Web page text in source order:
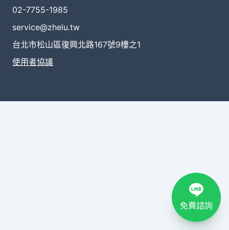
02-7755-1985
service@zhelu.tw
台北市松山區復興北路167號9樓之1
使用者協議
免費諮詢